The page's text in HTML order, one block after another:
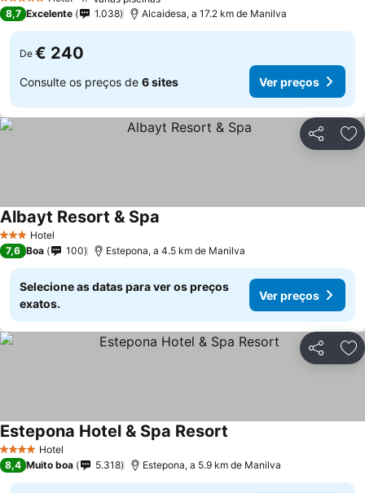
5 Estrelas
8,7 Excelente 1.038 Alcaidesa, a 17.2 km de Manilva
De € 240
Consulte os preços de 6 sites Ver preços
Partilhar
3 EstrelasHotel
Albayt Resort & Spa
7,6 Boa 100 Estepona, a 4.5 km de Manilva
Selecione as datas para ver os preços
exatos.
Ver preços
Partilhar
4 EstrelasHotel
Estepona Hotel & Spa Resort
8,4 Muito boa 5.318 Estepona, a 5.9 km de Manilva